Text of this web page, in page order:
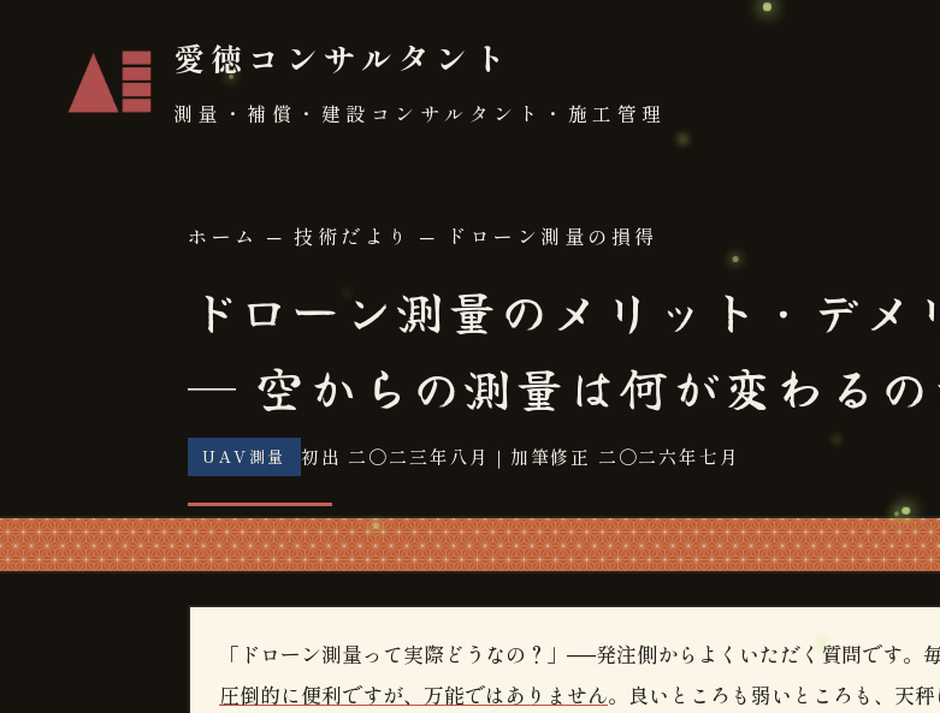
愛徳コンサルタント
測量・補償・建設コンサルタント・施工管理
ホーム ─技術だより ─ ドローン測量の損得
ドローン測量のメリット・デメ
─ 空からの測量は何が変わるの
UAV測量 初出 二〇二三年八月｜加筆修正 二〇二六年七月
「ドローン測量って実際どうなの？」──発注側からよくいただく質問です。
圧倒的に便利ですが、万能ではありません。良いところも弱いところも、天秤